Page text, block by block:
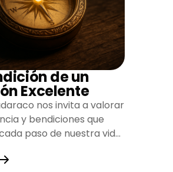
de un
Excelente
nos invita a valorar
y bendiciones que
paso de nuestra vida,